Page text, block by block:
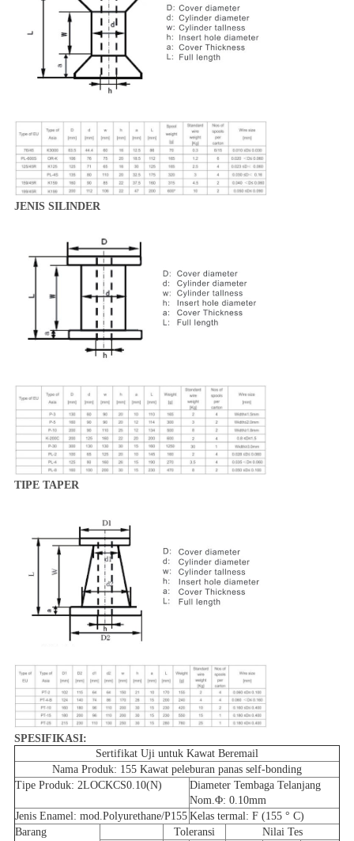
JENIS SILINDER
TIPE TAPER
SPESIFIKASI:
Sertifikat Uji untuk Kawat Beremail
Nama Produk: 155 Kawat peleburan panas self-bonding
Tipe Produk: 2LOCKCS0.10(N)
Diameter Tembaga Telanjang
Nom.Φ: 0.10mm
Jenis Enamel: mod.Polyurethane/P155 Kelas termal: F (155 ° C)
Barang
Toleransi
Nilai Tes